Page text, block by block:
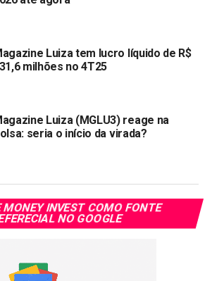
Luiza tem lucro líquido de R$
milhões no 4T25
Luiza (MGLU3) reage na
seria o início da virada?
MONEY INVEST COMO FONTE
NO GOOGLE